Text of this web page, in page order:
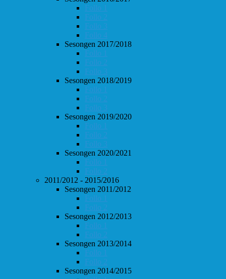
Follo 1
Follo 2
Follo 3
Follo 4
Sesongen 2017/2018
Follo 1
Follo 2
Follo 3
Sesongen 2018/2019
Follo 1
Follo 2
Follo 3
Sesongen 2019/2020
Follo 1
Follo 2
Follo 3
Sesongen 2020/2021
Follo 1
Follo 2
2011/2012 - 2015/2016
Sesongen 2011/2012
Follo 1
Follo 2
Sesongen 2012/2013
Follo 1
Follo 2
Sesongen 2013/2014
Follo 1
Follo 2
Sesongen 2014/2015